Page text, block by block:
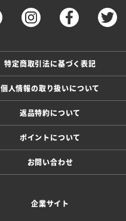
特定商取引法に基づく表記
個人情報の取り扱いについて
返品特約について
ポイントについて
お問い合わせ
企業サイト